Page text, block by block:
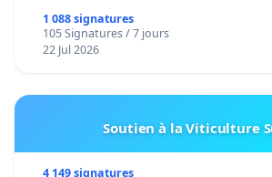
1 088 signatures
105 Signatures / 7 jours
22 Jul 2026
Soutien à la Viticulture
4 149 signatures